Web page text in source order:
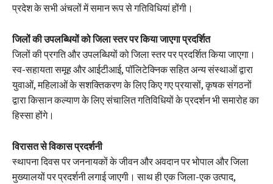
प्रदेश के सभी अंचलों में समान रूप से गतिविधियां होंगी।
जिलों की उपलब्धियों को जिला स्तर पर किया जाएगा प्रदर्शित
जिलों की प्रगति और उपलब्धियों को जिला स्तर पर प्रदर्शित किया जाएगा।
स्व-सहायता समूह और आईटीआई, पॉलिटेक्निक सहित अन्य संस्थाओं द्वारा
युवाओं, महिलाओं के सशक्तिकरण के लिए किए गए प्रयासों, कृषक संगठनों
द्वारा किसान कल्याण के लिए संचालित गतिविधियों के प्रदर्शन भी समारोह का
हिस्सा होंगे।
विरासत से विकास प्रदर्शनी
स्थापना दिवस पर जननायकों के जीवन और अवदान पर भोपाल और जिला
मुख्यालयों पर प्रदर्शनी लगाई जाएगी। साथ ही एक जिला-एक उत्पाद,